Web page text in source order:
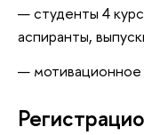
студенты 4
аспиранты,